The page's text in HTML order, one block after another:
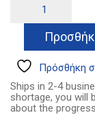
περπατώντας
κόσμο
ποσότηταΠρόσθήκη
Ships in 2-4
shortage, you will
about the